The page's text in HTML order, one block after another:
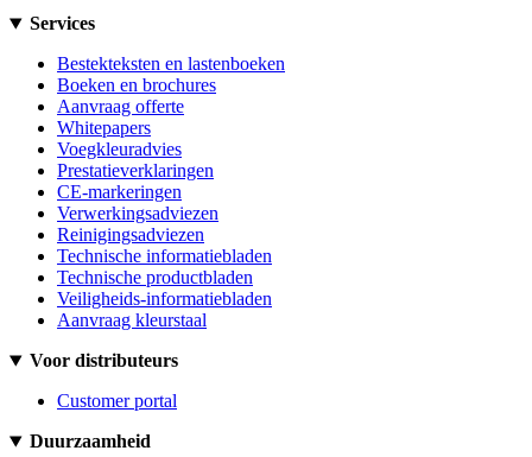
Services
Bestekteksten en lastenboeken
Boeken en brochures
Aanvraag offerte
Whitepapers
Voegkleuradvies
Prestatieverklaringen
CE-markeringen
Verwerkingsadviezen
Reinigingsadviezen
Technische informatiebladen
Technische productbladen
Veiligheids-informatiebladen
Aanvraag kleurstaal
Voor distributeurs
Customer portal
Duurzaamheid